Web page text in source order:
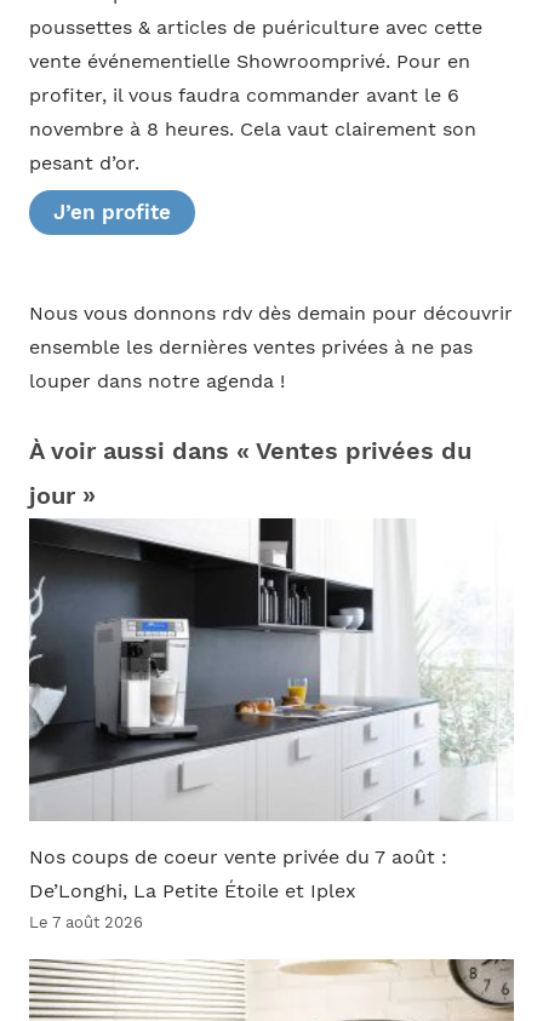
poussettes & articles de puériculture avec cette
vente événementielle Showroomprivé. Pour en
profiter, il vous faudra commander avant le 6
novembre à 8 heures. Cela vaut clairement son
pesant d’or.
J’en profite
Nous vous donnons rdv dès demain pour découvrir
ensemble les dernières ventes privées à ne pas
louper dans notre agenda !
À voir aussi dans « Ventes privées du
jour »
Nos coups de coeur vente privée du 7 août :
De’Longhi, La Petite Étoile et Iplex
Le 7 août 2026